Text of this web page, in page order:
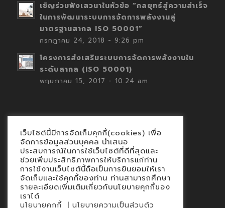
เชิญร่วมฟังเสวนาในหัวข้อ “กลยุทธ์สู่ความสำเร็จ
ในการพัฒนาระบบการจัดการพลังงานสู่
มาตรฐานสากล ISO 50001”
กรกฎาคม 24, 2018 - 9:26 pm
โครงการส่งเสริมระบบการจัดการพลังงานใน
ระดับสากล (ISO 50001)
พฤษภาคม 15, 2017 - 10:24 am
Contact
นโยบายคุกกี้
นโยบายข้อมูลส่วนบุคคล
เว็บไซต์นี้มีการจัดเก็บคุกกี้(cookies) เพื่อ
จัดการข้อมูลส่วนบุคคล นำเสนอ
ประสบการณ์ในการใช้เว็บไซต์ที่ดีที่สุดและ
ช่วยเพิ่มประสิทธิภาพการให้บริการแก่ท่าน
การใช้งานเว็บไซต์นี้ถือเป็นการยินยอมให้เรา
จัดเก็บและใช้คุกกี้ของท่าน ท่านสามารถศึกษา
รายละเอียดเพิ่มเติมเกี่ยวกับนโยบายคุกกี้ของ
เราได้
นโยบายคุกกี้ | นโยบายความเป็นส่วนตัว